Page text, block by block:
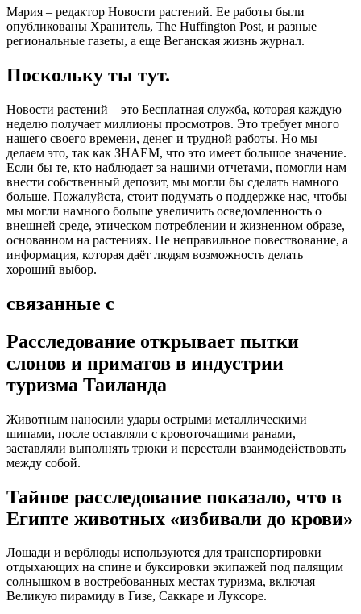
Мария – редактор Новости растений. Ее работы были
опубликованы Хранитель, The Huffington Post, и разные
региональные газеты, а еще Веганская жизнь журнал.
Поскольку ты тут.
Новости растений – это Бесплатная служба, которая каждую
неделю получает миллионы просмотров. Это требует много
нашего своего времени, денег и трудной работы. Но мы
делаем это, так как ЗНАЕМ, что это имеет большое значение.
Если бы те, кто наблюдает за нашими отчетами, помогли нам
внести собственный депозит, мы могли бы сделать намного
больше. Пожалуйста, стоит подумать о поддержке нас, чтобы
мы могли намного больше увеличить осведомленность о
внешней среде, этическом потреблении и жизненном образе,
основанном на растениях. Не неправильное повествование, а
информация, которая даёт людям возможность делать
хороший выбор.
связанные с
Расследование открывает пытки
слонов и приматов в индустрии
туризма Таиланда
Животным наносили удары острыми металлическими
шипами, после оставляли с кровоточащими ранами,
заставляли выполнять трюки и перестали взаимодействовать
между собой.
Тайное расследование показало, что в
Египте животных «избивали до крови»
Лошади и верблюды используются для транспортировки
отдыхающих на спине и буксировки экипажей под палящим
солнышком в востребованных местах туризма, включая
Великую пирамиду в Гизе, Саккаре и Луксоре.